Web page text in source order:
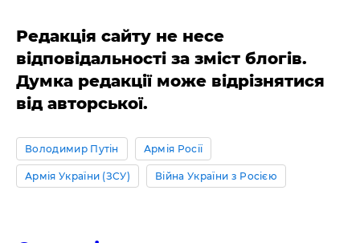
Редакція сайту не несе
відповідальності за зміст блогів.
Думка редакції може відрізнятися
від авторської.
Володимир Путін Армія Росії
Армія України (ЗСУ) Війна України з Росією